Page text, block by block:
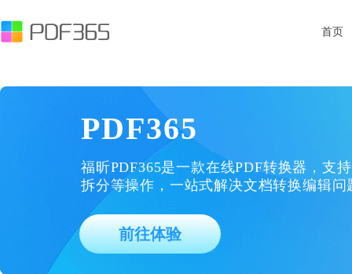
首页
PDF365
福昕PDF365是一款在线PDF转换器，支
拆分等操作，一站式解决文档转换编辑问
前往体验